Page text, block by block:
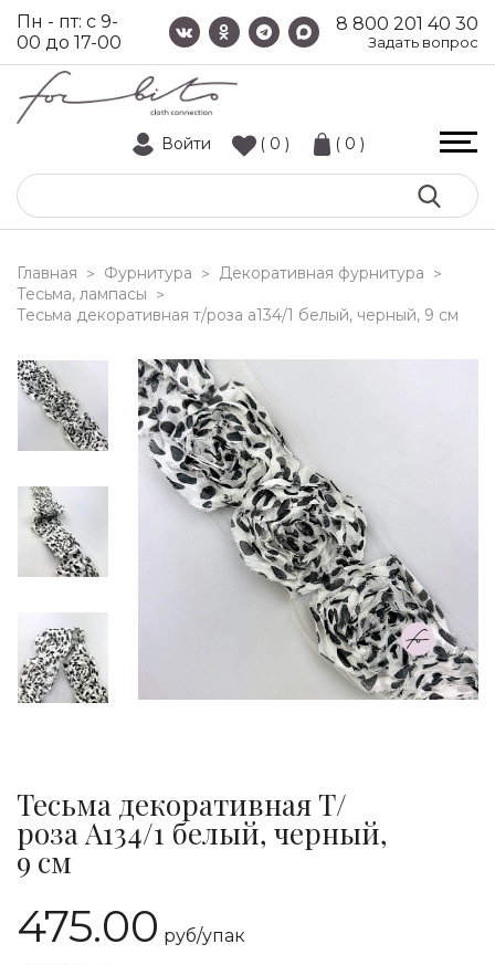
8 800 201 40 30
Задать вопрос
Пн - пт: с 9-
00 до 17-00
Войти ( 0 ) ( 0 )
Главная > Фурнитура > Декоративная фурнитура >
Тесьма, лампасы >
тесьма декоративная т/роза a134/1 белый, черный, 9 см
Тесьма декоративная Т/
роза A134/1 белый, черный,
9 см
475.00 руб/упак